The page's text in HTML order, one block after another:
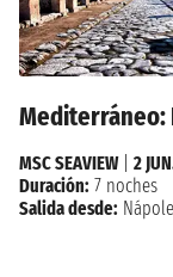
Mediterráneo:
MSC SEAVIEW| 2
Duración: 7 noches
Salida desde: